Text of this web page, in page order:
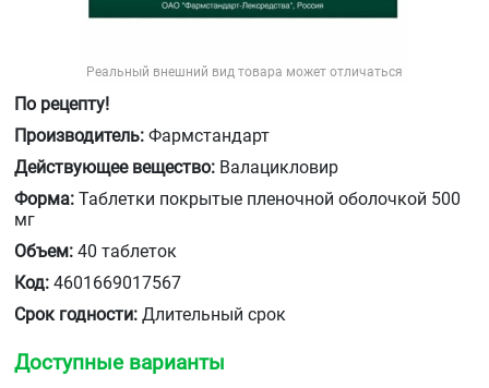
Реальный внешний вид товара может отличаться
По рецепту!
Производитель: Фармстандарт
Действующее вещество: Валацикловир
Форма: Таблетки покрытые пленочной оболочкой 500
мг
Объем: 40 таблеток
Код: 4601669017567
Срок годности: Длительный срок
Доступные варианты